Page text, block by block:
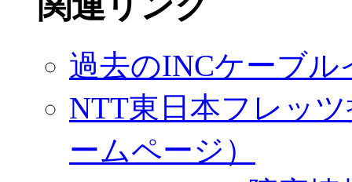
過去のINCケーブ
NTT東日本フレッ
ームページ）